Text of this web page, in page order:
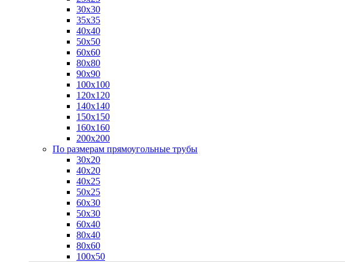
30х30
35х35
40х40
50х50
60х60
80х80
90х90
100х100
120х120
140х140
150х150
160х160
200х200
По размерам прямоугольные трубы
30х20
40х20
40х25
50х25
60х30
50х30
60х40
80х40
80х60
100х50